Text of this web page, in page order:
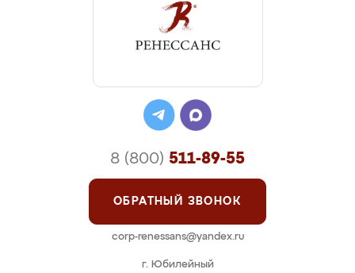
г. Юбилейный
8 (800) 511-89-55
ОБРАТНЫЙ ЗВОНОК
corp-renessans@yandex.ru